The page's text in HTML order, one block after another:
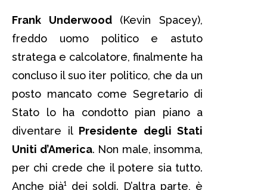
Frank Underwood(Kevin Spacey),
freddo uomo politico e astuto
stratega e calcolatore, finalmente ha
concluso il suo iter politico, che da un
posto mancato come Segretario di
Stato lo ha condotto pian piano a
diventare il Presidente degli Stati
Uniti d’America. Non male, insomma,
per chi crede che il potere sia tutto.
Anche pià¹ dei soldi. D’altra parte, è